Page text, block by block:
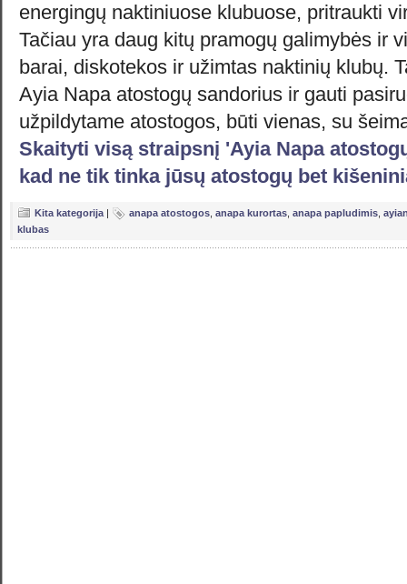
energingų naktiniuose klubuose, pritraukti
Tačiau yra daug kitų pramogų galimybės ir
barai, diskotekos ir užimtas naktinių klubų.
Ayia Napa atostogų sandorius ir gauti
užpildytame atostogos, būti vienas, su
Skaityti visą straipsnį 'Ayia Napa
kad ne tik tinka jūsų atostogų bet
Kita kategorija | anapa atostogos anapa kurortas anapa papludimis
klubas